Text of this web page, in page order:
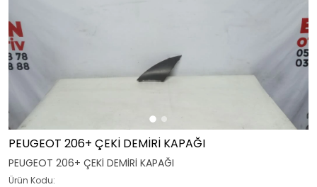
PEUGEOT 206+ ÇEKİ DEMİRİ KAPAĞI
PEUGEOT 206+ ÇEKİ DEMİRİ KAPAĞI
Ürün Kodu: